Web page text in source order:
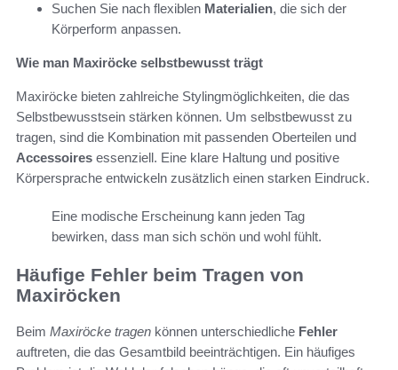
Suchen Sie nach flexiblen Materialien, die sich der
Körperform anpassen.
Wie man Maxiröcke selbstbewusst trägt
Maxiröcke bieten zahlreiche Stylingmöglichkeiten, die das
Selbstbewusstsein stärken können. Um selbstbewusst zu
tragen, sind die Kombination mit passenden Oberteilen und
Accessoires essenziell. Eine klare Haltung und positive
Körpersprache entwickeln zusätzlich einen starken Eindruck.
Eine modische Erscheinung kann jeden Tag
bewirken, dass man sich schön und wohl fühlt.
Häufige Fehler beim Tragen von
Maxiröcken
Beim Maxiröcke tragen können unterschiedliche Fehler
auftreten, die das Gesamtbild beeinträchtigen. Ein häufiges